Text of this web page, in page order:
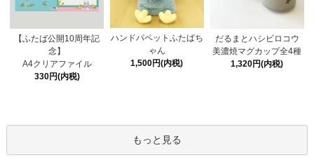
【ふたば公開10周年記
念】
A4クリアファイル
330円(内税)
ハンドパペットふたばち
ゃん
1,500円(内税)
だるまとハシビロコウ
美濃焼マグカップ全4種
1,320円(内税)
もっと見る